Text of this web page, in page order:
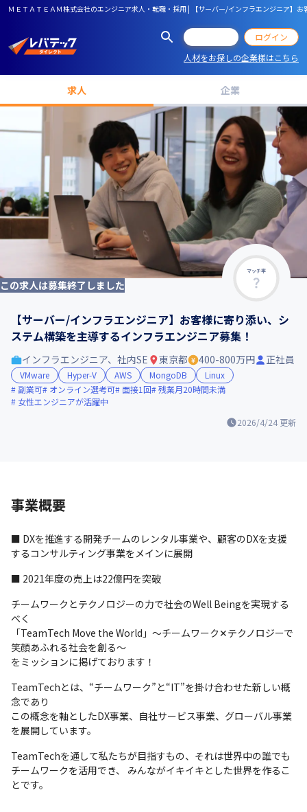
ＭＥＴＡＴＥＡＭ株式会社のエンジニア求人・転職・採用 | 【サーバー/インフラエンジニア】
ログイン
人材をお探しの企業様はこちら
求人 企業
マッチ率
この求人は募集終了しました
【サーバー/インフラエンジニア】お客様に寄り添い、シ
ステム構築を主導するインフラエンジニア募集！
2026/4/24 更新
インフラエンジニア、社内SE 東京都 400-800万円 正社員
VMware Hyper-V AWS MongoDB
Linux
副業可
オンライン選考可 面接1回
残業月20時間未満
女性エンジニアが活躍中
事業概要
■ DXを推進する開発チームのレンタル事業や、顧客のDXを支援
するコンサルティング事業をメインに展開
■ 2021年度の売上は22億円を突破
チームワークとテクノロジーの力で社会のWell Beingを実現する
べく
「TeamTech Move the World」〜チームワーク✕テクノロジーで
笑顔あふれる社会を創る〜
をミッションに掲げております！
TeamTechとは、“チームワーク”と“IT”を掛け合わせた新しい概
念であり
この概念を軸としたDX事業、自社サービス事業、グローバル事業
を展開しています。
TeamTechを通して私たちが目指すもの、それは世界中の誰でも
チームワークを活用でき、 みんながイキイキとした世界を作るこ
とです。